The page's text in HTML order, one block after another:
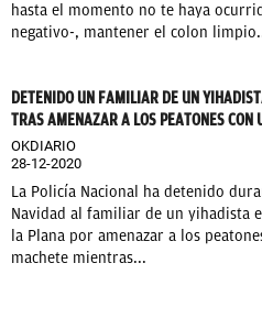
hasta el momento no te haya
negativo-, mantener el colon
DETENIDO UN FAMILIAR DE UN
TRAS AMENAZAR A LOS PEATONES CON
OKDIARIO
28-12-2020
La Policía Nacional ha detenido
Navidad al familiar de un yihadista
la Plana por amenazar a los
machete mientras...